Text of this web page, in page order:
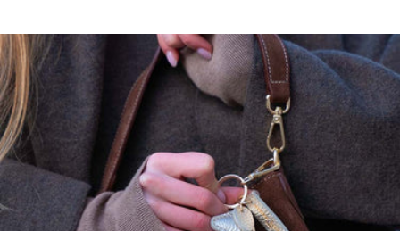
Ajoutez 1 centimètre supplémentaire par taille.
Ce modèle a une coupe droite, prenez votre taille habituelle.
Maison Héritage s'engage…
Nos pièces sont certifiées:
OEKO-TEX, premier label textile garantissant l'absence de substance
nocive ou irritante pour la peau.
GOTS, garantissant:
Un textile biologique réunissant des modes de confection durables
Le respect de l'environnement et des conditions de travail
La préservation des ressources et matières premières pour produire
les textiles